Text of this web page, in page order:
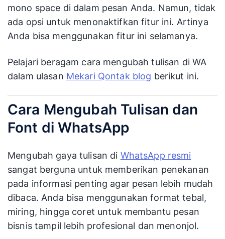
mono space di dalam pesan Anda. Namun, tidak
ada opsi untuk menonaktifkan fitur ini. Artinya
Anda bisa menggunakan fitur ini selamanya.
Pelajari beragam cara mengubah tulisan di WA
dalam ulasan Mekari Qontak blog berikut ini.
Cara Mengubah Tulisan dan
Font di WhatsApp
Mengubah gaya tulisan di WhatsApp resmi
sangat berguna untuk memberikan penekanan
pada informasi penting agar pesan lebih mudah
dibaca. Anda bisa menggunakan format tebal,
miring, hingga coret untuk membantu pesan
bisnis tampil lebih profesional dan menonjol.